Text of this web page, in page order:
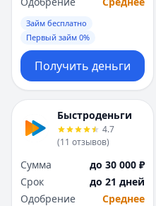
Займ бесплатно
Первый займ 0%
Получить деньги
Быстроденьги
4.7
(11 отзывов)
Сумма
до 30 000 ₽
Срок
до 21 дней
Одобрение
Среднее